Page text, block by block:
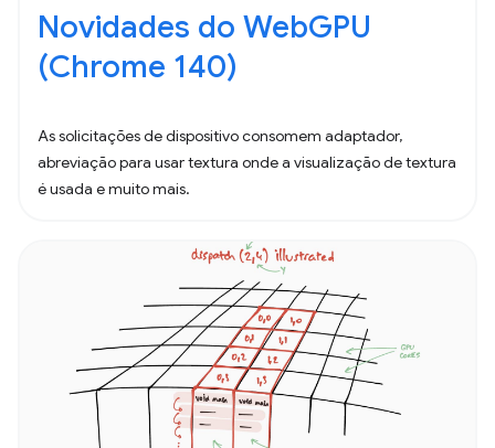
Novidades do WebGPU
(Chrome 140)
As solicitações de dispositivo consomem adaptador,
abreviação para usar textura onde a visualização de textura
é usada e muito mais.